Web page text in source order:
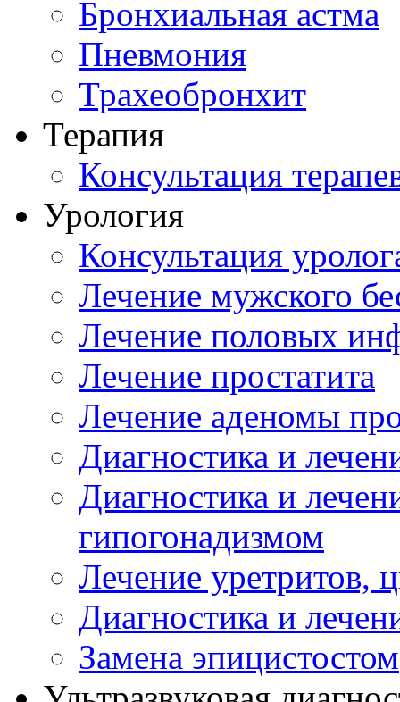
Бронхиальная астма
Пневмония
Трахеобронхит
Терапия
Консультация
Урология
Консультация
Лечение мужского
Лечение половых
Лечение простатита
Лечение аденомы
Диагностика и
Диагностика и
гипогонадизмом
Лечение уретритов,
Диагностика и
Замена эпицистостом